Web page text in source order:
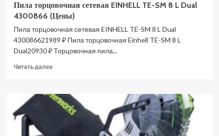
Пила торцовочная сетевая EINHELL TE-SM 8 L Dual
4300866 (Цены)
Пила торцовочная сетевая EINHELL TE-SM 8 L Dual
430086621989 ₽ Пила торцовочная Einhell TE-SM 8 L
Dual20930 ₽ Торцовочная пила...
Читать далееПрочитать
Пила
торцовочная
сетевая